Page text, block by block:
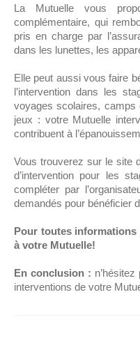
La Mutuelle vous
complémentaire, qui
pris en charge par
dans les lunettes, les
Elle peut aussi vous faire
l’intervention dans les
voyages scolaires,
jeux : votre Mutuelle
contribuent à
Vous trouverez sur le site
d’intervention pour les
compléter par
demandés pour bénéficier
Pour toutes informations
à votre Mutuelle!
En conclusion :
interventions de votre